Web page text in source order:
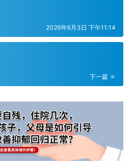
2026年6月3日 下午11:14
下一篇